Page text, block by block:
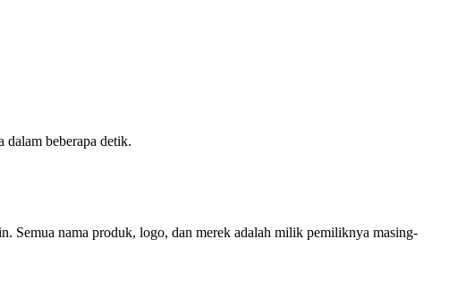
dalam beberapa detik.
Semua nama produk, logo, dan merek adalah milik pemiliknya masing-